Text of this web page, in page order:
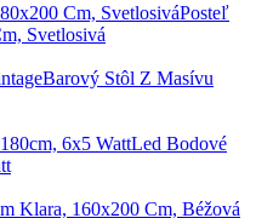
Posteľ
Svetlosivá
Barový Stôl Z Masívu
Led Bodové